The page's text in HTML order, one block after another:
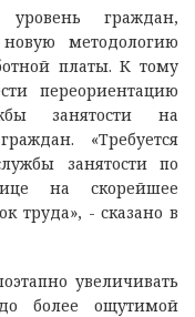
граждан,
новую методологию
платы. К тому
переориентацию
занятости на
«Требуется
занятости по
на скорейшее
труда», - сказано в
увеличивать
более ощутимой